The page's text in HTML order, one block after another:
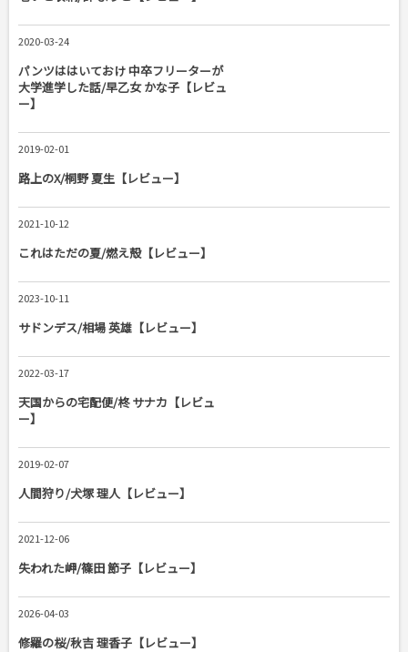
2020-03-24
パンツははいておけ 中卒フリーターが
大学進学した話/早乙女 かな子【レビュ
ー】
2019-02-01
路上のX/桐野 夏生【レビュー】
2021-10-12
これはただの夏/燃え殻【レビュー】
2023-10-11
サドンデス/相場 英雄【レビュー】
2022-03-17
天国からの宅配便/柊 サナカ【レビュ
ー】
2019-02-07
人間狩り/犬塚 理人【レビュー】
2021-12-06
失われた岬/篠田 節子【レビュー】
2026-04-03
修羅の桜/秋吉 理香子【レビュー】